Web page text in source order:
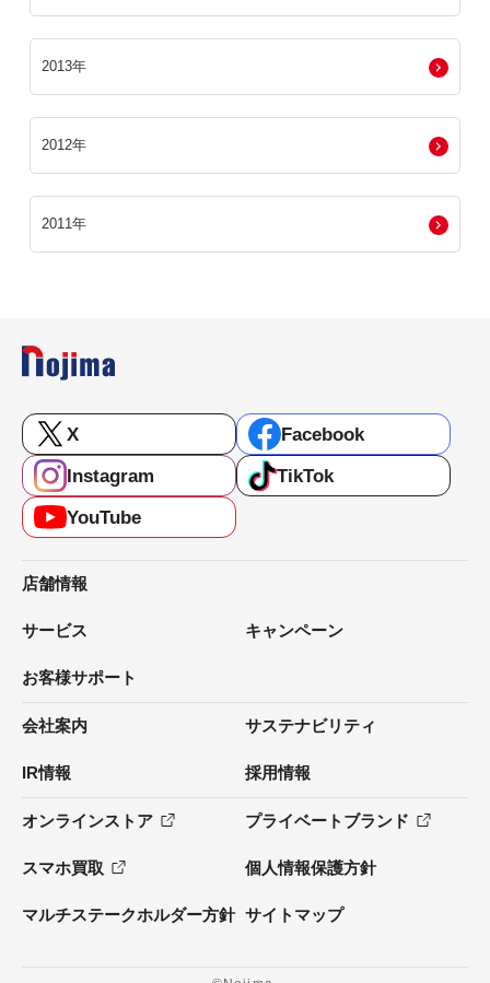
2013年
2012年
2011年
X
Facebook
Instagram
TikTok
YouTube
店舗情報
サービス キャンペーン
お客様サポート
会社案内 サステナビリティ
IR情報 採用情報
オンラインストア プライベートブランド
スマホ買取 個人情報保護方針
マルチステークホルダー方針 サイトマップ